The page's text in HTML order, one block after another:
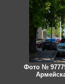
Фото №